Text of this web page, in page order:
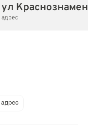
ул
адрес
адрес